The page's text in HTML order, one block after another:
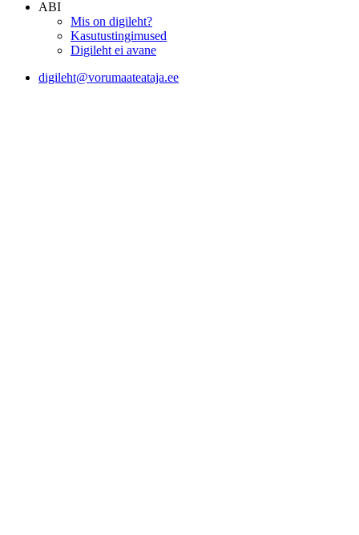
ABI
Mis on digileht?
Kasutustingimused
Digileht ei avane
digileht@vorumaateataja.ee